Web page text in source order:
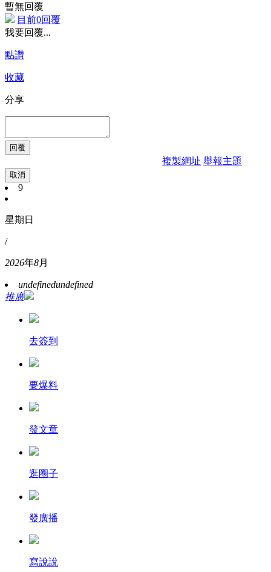
暫無回覆
目前0回覆
我要回覆...
點讚
收藏
分享
複製網址 舉報主題
取消
9
星期日
/
2026年8月
undefinedundefined
推廣
去簽到
要爆料
發文章
逛圈子
發廣播
寫說說